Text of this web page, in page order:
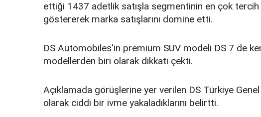
ettiği 1437 adetlik satışla segmentinin en çok tercih
göstererek marka satışlarını domine etti.
DS Automobiles'in premium SUV modeli DS 7 de
modellerden biri olarak dikkati çekti.
Açıklamada görüşlerine yer verilen DS Türkiye
olarak ciddi bir ivme yakaladıklarını belirtti.